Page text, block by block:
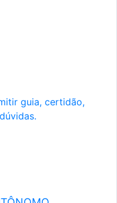
guia, certidão,